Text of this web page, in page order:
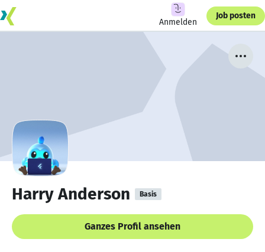
Anmelden
Job posten
Harry Anderson Basis
Ganzes Profil ansehen